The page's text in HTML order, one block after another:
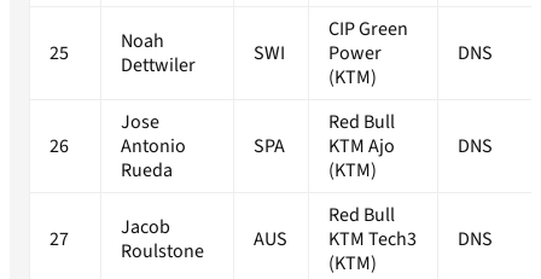
25
Noah
Dettwiler
SWI
CIP Green
Power
(KTM)
DNS
26
Jose
Antonio
Rueda
SPA
Red Bull
KTM Ajo
(KTM)
DNS
27
Jacob
Roulstone
AUS
Red Bull
KTM Tech3
(KTM)
DNS